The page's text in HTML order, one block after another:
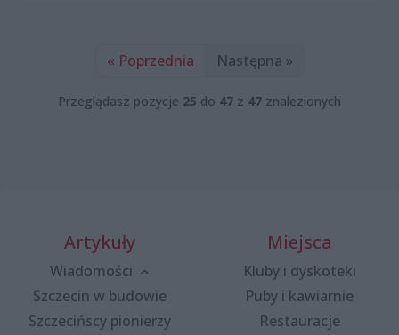
« Poprzednia Następna »
Przeglądasz pozycje 25 do 47 z 47 znalezionych
Artykuły
Wiadomości
Szczecin w budowie
Szczecińscy pionierzy
Miejsca
Kluby i dyskoteki
Puby i kawiarnie
Restauracje